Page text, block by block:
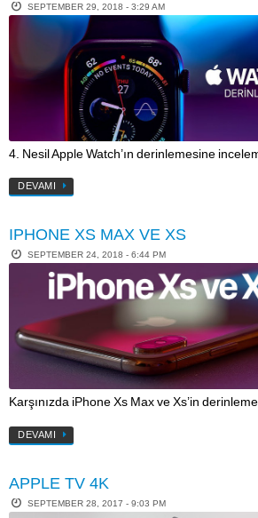
SEPTEMBER 29, 2018 - 3:29 AM
4. Nesil Apple Watch’ın derinlemesine
DEVAMI
IPHONE XS MAX VE XS
SEPTEMBER 24, 2018 - 6:44 PM
Karşınızda iPhone Xs Max ve Xs’in
DEVAMI
APPLE TV 4K
SEPTEMBER 28, 2017 - 9:03 PM